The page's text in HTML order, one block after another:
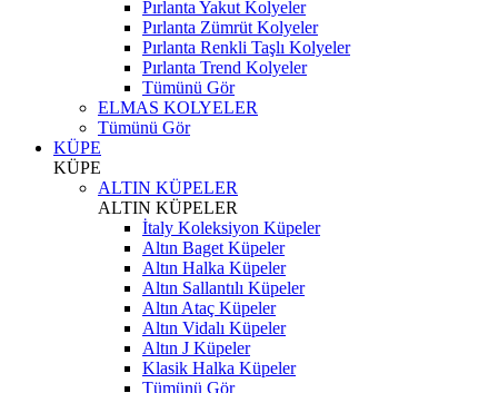
Pırlanta Yakut Kolyeler
Pırlanta Zümrüt Kolyeler
Pırlanta Renkli Taşlı Kolyeler
Pırlanta Trend Kolyeler
Tümünü Gör
ELMAS KOLYELER
Tümünü Gör
KÜPE
KÜPE
ALTIN KÜPELER
ALTIN KÜPELER
İtaly Koleksiyon Küpeler
Altın Baget Küpeler
Altın Halka Küpeler
Altın Sallantılı Küpeler
Altın Ataç Küpeler
Altın Vidalı Küpeler
Altın J Küpeler
Klasik Halka Küpeler
Tümünü Gör